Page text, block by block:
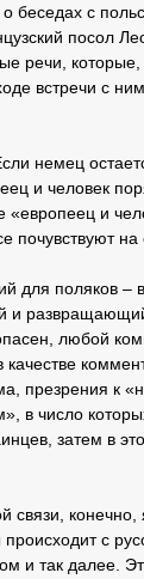
беседах с
посол
речи, которые,
встречи с
немец
и человек
«европеец и
почувствуют на
для поляков –
и
любой
качестве
презрения к
в число
затем в
связи,
с
и так далее.